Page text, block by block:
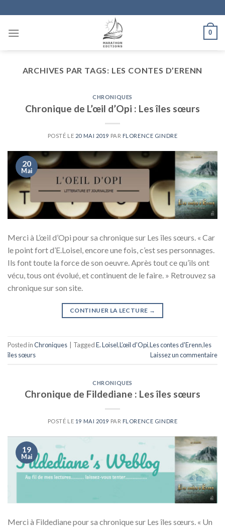
to
content
0
ARCHIVES PAR TAGS: LES CONTES D’ERENN
CHRONIQUES
Chronique de L’œil d’Opi : Les îles sœurs
POSTÉ LE 20 MAI 2019 PAR FLORENCE GINDRE
20
Mai
Merci à L’œil d’Opi pour sa chronique sur Les îles sœurs. « Car
le point fort d’E.Loisel, encore une fois, c’est ses personnages.
Ils font toute la force de son oeuvre. Après tout ce qu’ils ont
vécu, tous ont évolué, et continuent de le faire. » Retrouvez sa
chronique sur son site.
CONTINUER LA LECTURE →
Posted inChroniques TaggedE. Loisel,L’œil d'Opi,Les contes d'Erenn,les
îles sœurs
Laissez un commentaire
CHRONIQUES
Chronique de Fildediane : Les îles sœurs
POSTÉ LE 19 MAI 2019 PAR FLORENCE GINDRE
19
Mai
Merci à Fildediane pour sa chronique sur Les îles sœurs. « Un